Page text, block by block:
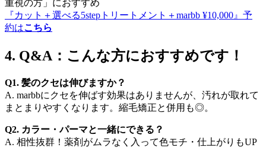
重視の方」におすすめ
『カット＋選べる5stepトリートメント＋marbb ¥10,000』予
約はこちら
4. Q&A：こんな方におすすめです！
Q1. 髪のクセは伸びますか？
A. marbbにクセを伸ばす効果はありませんが、汚れが取れて
まとまりやすくなります。縮毛矯正と併用も◎。
Q2. カラー・パーマと一緒にできる？
A. 相性抜群！薬剤がムラなく入って色モチ・仕上がりもUP